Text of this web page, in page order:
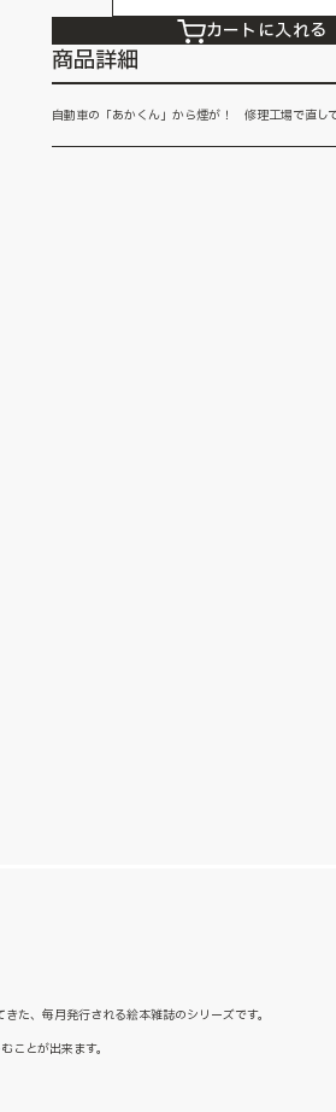
カートに入れる
商品詳細
自動車の「あかくん」から煙が！ 修理工場で直し
た、毎月発行される絵本雑誌のシリーズです。
ことが出来ます。